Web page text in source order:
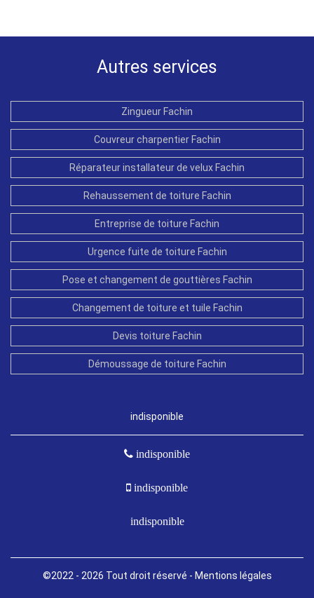
Autres services
Zingueur Fachin
Couvreur charpentier Fachin
Réparateur installateur de velux Fachin
Rehaussement de toiture Fachin
Entreprise de toiture Fachin
Urgence fuite de toiture Fachin
Pose et changement de gouttières Fachin
Changement de toiture et tuile Fachin
Devis toiture Fachin
Démoussage de toiture Fachin
indisponible
indisponible
indisponible
indisponible
©2022 - 2026 Tout droit réservé - Mentions légales